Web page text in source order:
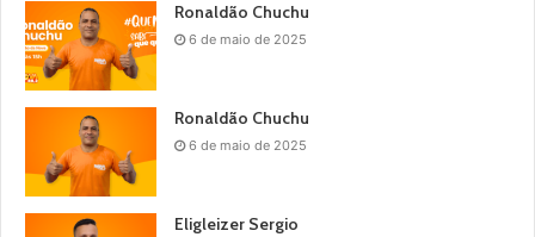
Ronaldão Chuchu
6 de maio de 2025
Ronaldão Chuchu
6 de maio de 2025
Eligleizer Sergio